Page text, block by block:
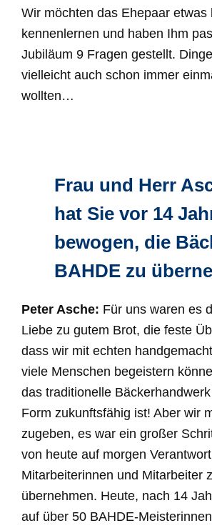
Wir möchten das Ehepaar etwas
kennenlernen und haben Ihm
Jubiläum 9 Fragen gestellt.
vielleicht auch schon immer
wollten…
Frau und Herr
hat Sie vor 14
bewogen, die
BAHDE zu
Peter Asche: Für uns waren es
Liebe zu gutem Brot, die feste
dass wir mit echten
viele Menschen begeistern
das traditionelle
Form zukunftsfähig ist! Aber wir
zugeben, es war ein großer
von heute auf morgen
Mitarbeiterinnen und Mitarbeiter
übernehmen. Heute, nach 14
auf über 50 BAHDE-